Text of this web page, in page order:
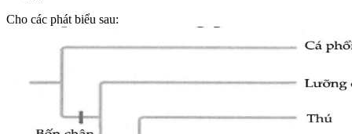
Cho các phát biểu sau: